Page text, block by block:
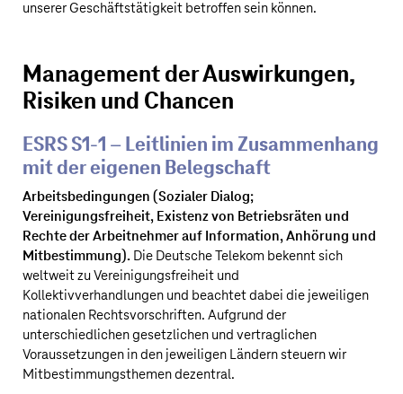
unserer Geschäftstätigkeit betroffen sein können.
Management der Auswirkungen,
Risiken und Chancen
ESRS S1‑1 – Leitlinien im Zusammenhang
mit der eigenen Belegschaft
Arbeitsbedingungen (Sozialer Dialog;
Vereinigungsfreiheit, Existenz von Betriebsräten und
Rechte der Arbeitnehmer auf Information, Anhörung und
Mitbestimmung). Die Deutsche Telekom bekennt sich
weltweit zu Vereinigungsfreiheit und
Kollektivverhandlungen und beachtet dabei die jeweiligen
nationalen Rechtsvorschriften. Aufgrund der
unterschiedlichen gesetzlichen und vertraglichen
Voraussetzungen in den jeweiligen Ländern steuern wir
Mitbestimmungsthemen dezentral.